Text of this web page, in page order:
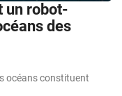
un robot-
des
océans constituent